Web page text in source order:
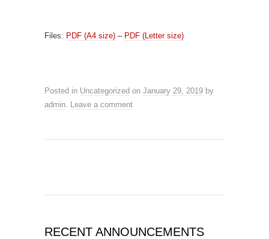
Files: PDF (A4 size) – PDF (Letter size)
Posted in Uncategorized on January 29, 2019 by
admin. Leave a comment
RECENT ANNOUNCEMENTS